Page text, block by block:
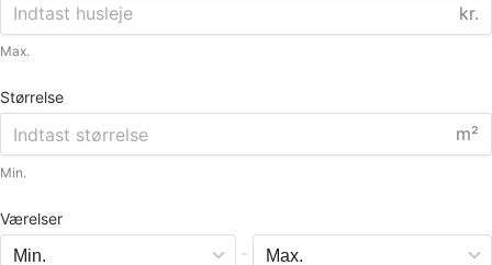
kr.
Max.
Størrelse
m²
Min.
Værelser
-